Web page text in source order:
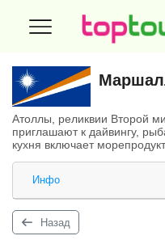
Атоллы, реликвии Второй
приглашают к дайвингу,
кухня включает
Инфо
Назад